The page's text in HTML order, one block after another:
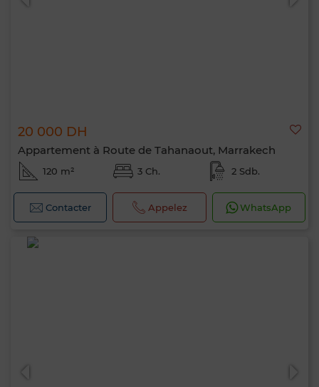
20 000 DH
Appartement à Route de Tahanaout, Marrakech
120 m² 3 Ch. 2 Sdb.
Contacter Appelez WhatsApp